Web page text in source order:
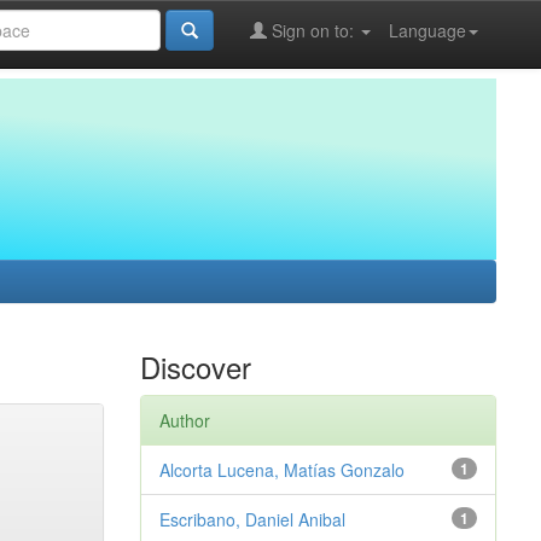
Language
Sign on to:
Discover
Author
1
Alcorta Lucena, Matías Gonzalo
1
Escribano, Daniel Anibal